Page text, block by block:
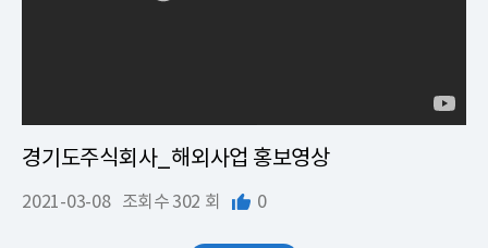
경기도주식회사_해외사업 홍보영상
2021-03-08 조회수 302 회 0